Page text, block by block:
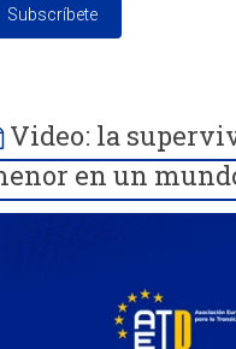
Video: la
en un